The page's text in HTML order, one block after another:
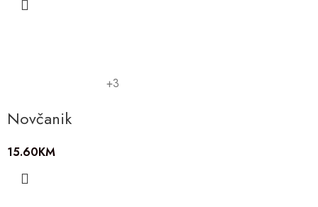
+3
Novčanik
15.60KM